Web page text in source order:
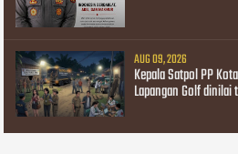
AUG 09, 2026
Kepala Satpol PP
Lapangan Golf